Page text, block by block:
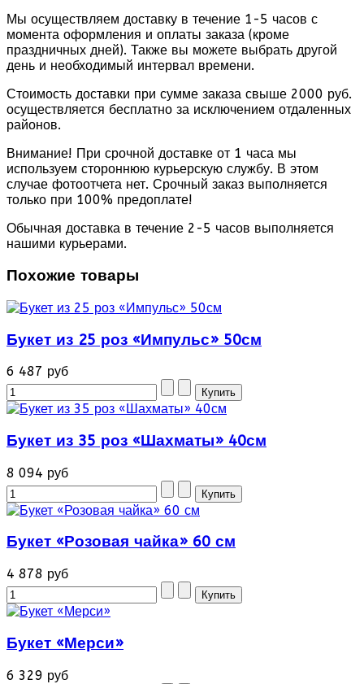
Мы осуществляем доставку в течение 1-5 часов с
момента оформления и оплаты заказа (кроме
праздничных дней). Также вы можете выбрать другой
день и необходимый интервал времени.
Стоимость доставки при сумме заказа свыше 2000 руб.
осуществляется бесплатно за исключением отдаленных
районов.
Внимание! При срочной доставке от 1 часа мы
используем стороннюю курьерскую службу. В этом
случае фотоотчета нет. Срочный заказ выполняется
только при 100% предоплате!
Обычная доставка в течение 2-5 часов выполняется
нашими курьерами.
Похожие товары
Букет из 25 роз «Импульс» 50см
6 487 руб
Букет из 35 роз «Шахматы» 40см
8 094 руб
Букет «Розовая чайка» 60 см
4 878 руб
Букет «Мерси»
6 329 руб